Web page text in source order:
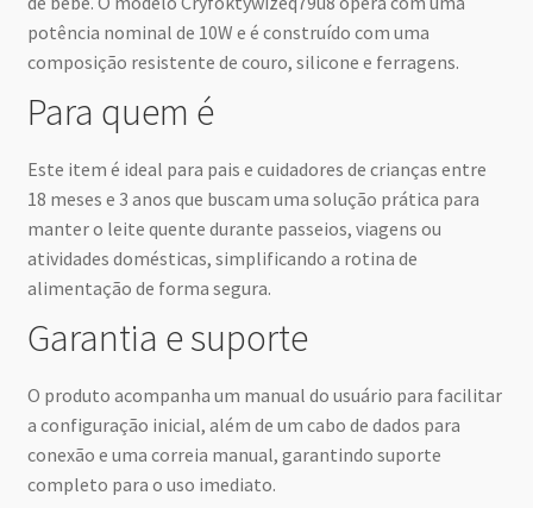
potência nominal de 10W e é construído com uma
composição resistente de couro, silicone e ferragens.
Para quem é
Este item é ideal para pais e cuidadores de crianças entre
18 meses e 3 anos que buscam uma solução prática para
manter o leite quente durante passeios, viagens ou
atividades domésticas, simplificando a rotina de
alimentação de forma segura.
Garantia e suporte
O produto acompanha um manual do usuário para facilitar
a configuração inicial, além de um cabo de dados para
conexão e uma correia manual, garantindo suporte
completo para o uso imediato.